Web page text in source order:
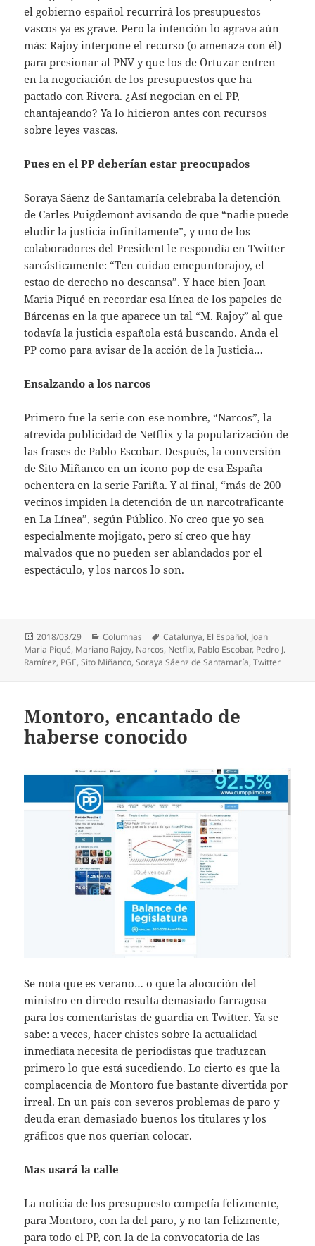
el gobierno español recurrirá los presupuestos
vascos ya es grave. Pero la intención lo agrava aún
más: Rajoy interpone el recurso (o amenaza con él)
para presionar al PNV y que los de Ortuzar entren
en la negociación de los presupuestos que ha
pactado con Rivera. ¿Así negocian en el PP,
chantajeando? Ya lo hicieron antes con recursos
sobre leyes vascas.
Pues en el PP deberían estar preocupados
Soraya Sáenz de Santamaría celebraba la detención
de Carles Puigdemont avisando de que “nadie puede
eludir la justicia infinitamente”, y uno de los
colaboradores del President le respondía en Twitter
sarcásticamente: “Ten cuidao emepuntorajoy, el
estao de derecho no descansa”. Y hace bien Joan
Maria Piqué en recordar esa línea de los papeles de
Bárcenas en la que aparece un tal “M. Rajoy” al que
todavía la justicia española está buscando. Anda el
PP como para avisar de la acción de la Justicia…
Ensalzando a los narcos
Primero fue la serie con ese nombre, “Narcos”, la
atrevida publicidad de Netflix y la popularización de
las frases de Pablo Escobar. Después, la conversión
de Sito Miñanco en un icono pop de esa España
ochentera en la serie Fariña. Y al final, “más de 200
vecinos impiden la detención de un narcotraficante
en La Línea”, según Público. No creo que yo sea
especialmente mojigato, pero sí creo que hay
malvados que no pueden ser ablandados por el
espectáculo, y los narcos lo son.
Publicado
el
2018/03/29 Categorías
Columnas Etiquetas
Catalunya, El Español, Joan
Maria Piqué, Mariano Rajoy, Narcos, Netflix, Pablo Escobar, Pedro J.
Ramírez, PGE,Sito Miñanco,Soraya Sáenz de Santamaría,Twitter
Montoro, encantado de
haberse conocido
Se nota que es verano… o que la alocución del
ministro en directo resulta demasiado farragosa
para los comentaristas de guardia en Twitter. Ya se
sabe: a veces, hacer chistes sobre la actualidad
inmediata necesita de periodistas que traduzcan
primero lo que está sucediendo. Lo cierto es que la
complacencia de Montoro fue bastante divertida por
irreal. En un país con severos problemas de paro y
deuda eran demasiado buenos los titulares y los
gráficos que nos querían colocar.
Mas usará la calle
La noticia de los presupuesto competía felizmente,
para Montoro, con la del paro, y no tan felizmente,
para todo el PP, con la de la convocatoria de las